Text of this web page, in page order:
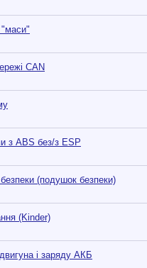
"маси"
CAN
з ABS без/з ESP
(подушок безпеки)
(Kinder)
і заряду АКБ